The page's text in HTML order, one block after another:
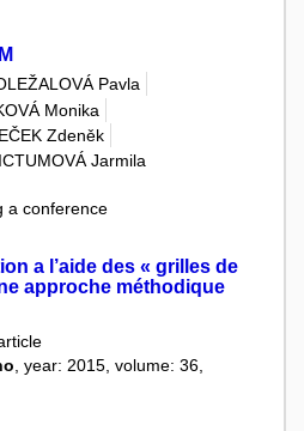
Pavla
Monika
Zdeněk
Jarmila
a conference
a l’aide des « grilles de
approche méthodique
, year: 2015, volume: 36,